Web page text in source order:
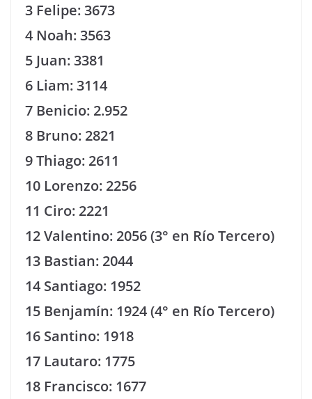
3 Felipe: 3673
4 Noah: 3563
5 Juan: 3381
6 Liam: 3114
7 Benicio: 2.952
8 Bruno: 2821
9 Thiago: 2611
10 Lorenzo: 2256
11 Ciro: 2221
12 Valentino: 2056 (3° en Río Tercero)
13 Bastian: 2044
14 Santiago: 1952
15 Benjamín: 1924 (4° en Río Tercero)
16 Santino: 1918
17 Lautaro: 1775
18 Francisco: 1677